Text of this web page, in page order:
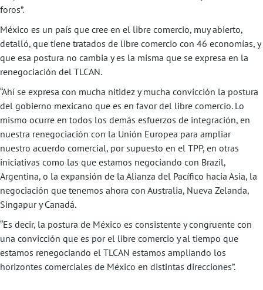
foros”.
México es un país que cree en el libre comercio, muy abierto,
detalló, que tiene tratados de libre comercio con 46 economías, y
que esa postura no cambia y es la misma que se expresa en la
renegociación del TLCAN.
“Ahí se expresa con mucha nitidez y mucha convicción la postura
del gobierno mexicano que es en favor del libre comercio. Lo
mismo ocurre en todos los demás esfuerzos de integración, en
nuestra renegociación con la Unión Europea para ampliar
nuestro acuerdo comercial, por supuesto en el TPP, en otras
iniciativas como las que estamos negociando con Brazil,
Argentina, o la expansión de la Alianza del Pacífico hacia Asia, la
negociación que tenemos ahora con Australia, Nueva Zelanda,
Singapur y Canadá.
“Es decir, la postura de México es consistente y congruente con
una convicción que es por el libre comercio y al tiempo que
estamos renegociando el TLCAN estamos ampliando los
horizontes comerciales de México en distintas direcciones”.